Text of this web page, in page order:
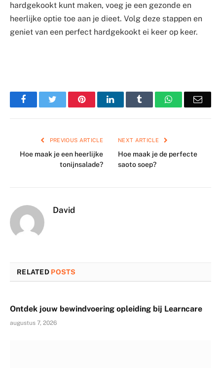
hardgekookt kunt maken, voeg je een gezonde en
heerlijke optie toe aan je dieet. Volg deze stappen en
geniet van een perfect hardgekookt ei keer op keer.
FacebookTwitter PinterestLinkedIn Tumblr WhatsApp
PREVIOUS ARTICLE
Hoe maak je een heerlijke
tonijnsalade?
NEXT ARTICLE
Hoe maak je de perfecte
saoto soep?
David
RELATED POSTS
Ontdek jouw bewindvoering opleiding bij Learncare
augustus 7, 2026